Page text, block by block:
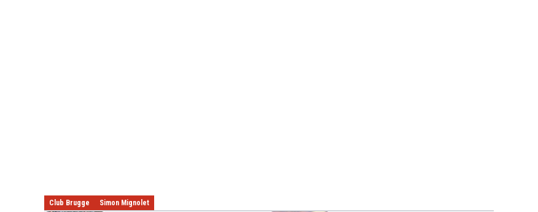
Club Brugge Simon Mignolet